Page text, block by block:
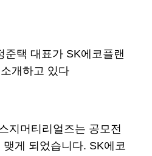
준택 대표가 SK에코플랜
개하고 있다
지머티리얼즈는 공모전
게 되었습니다. SK에코